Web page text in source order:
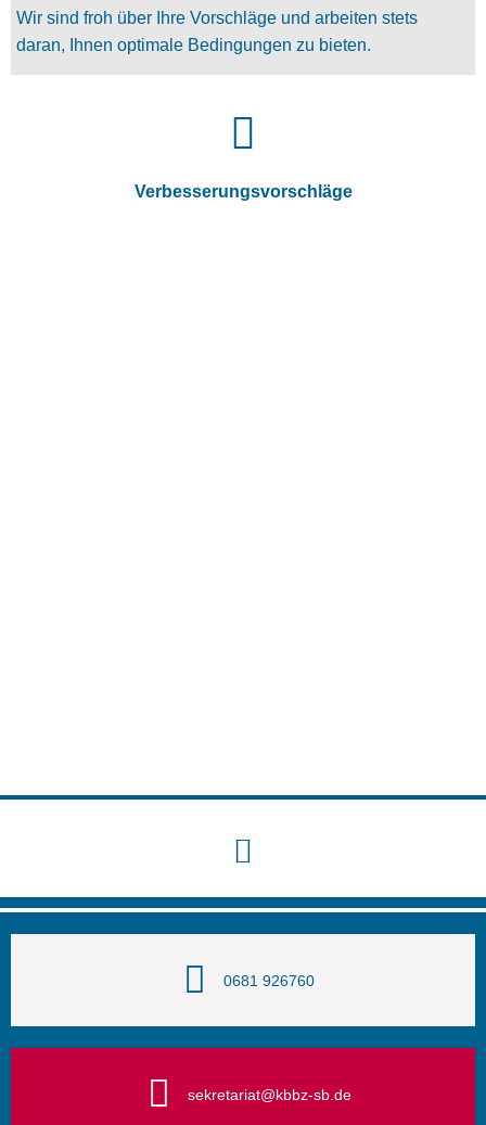
Wir sind froh über Ihre Vorschläge und arbeiten stets
daran, Ihnen optimale Bedingungen zu bieten.
Verbesserungsvorschläge
0681 926760
sekretariat@kbbz-sb.de